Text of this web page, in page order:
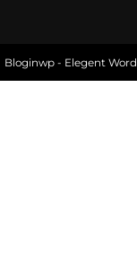
Bloginwp - Elegent